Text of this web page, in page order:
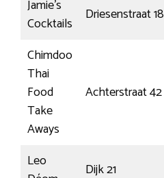
Jamie’s
Cocktails
Driesenstraat 18
Chimdoo
Thai
Food
Take
Aways
Achterstraat 42
Leo
Dijk 21